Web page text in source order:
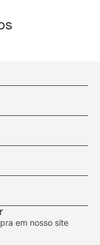
em nosso site